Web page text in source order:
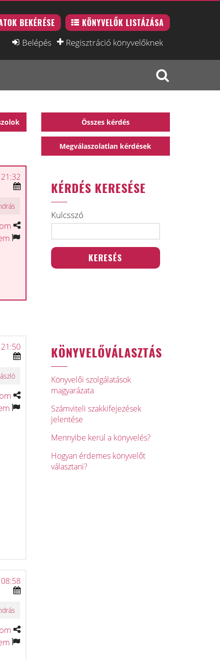
BEKÉRÉSE KÖNYVELŐK LISTÁZÁSA
Belépés Regisztráció könyvelőknek
Összes kérdés
Megválaszolatlan kérdések
KÉRDÉS KERESÉSE
Kulcsszó
KÖNYVELŐVÁLASZTÁS
Könyvelői szolgálatások
magyarázata
Számviteli szakkifejezések
jelentése
Mennyibe kerül a könyvelés?
Hogyan érdemes könyvelőt
választani?